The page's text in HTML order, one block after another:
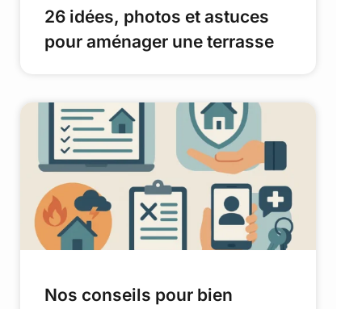
26 idées, photos et astuces
pour aménager une terrasse
Nos conseils pour bien